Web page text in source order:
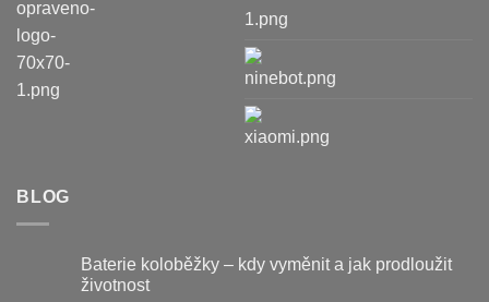
BLOG
Baterie koloběžky – kdy vyměnit a jak prodloužit
životnost